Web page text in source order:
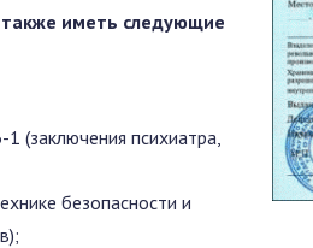
иметь следующие
(заключения психиатра,
безопасности и